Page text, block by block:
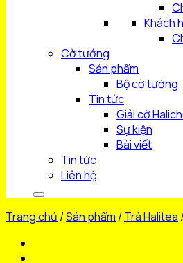
Khách
Cờ tướng
Sản phẩm
Bộ cờ tướng
Tin tức
Giải cờ
Sự kiện
Bài viết
Tin tức
Liên hệ
Trang chủ /Sản phẩm /Trà Halitea